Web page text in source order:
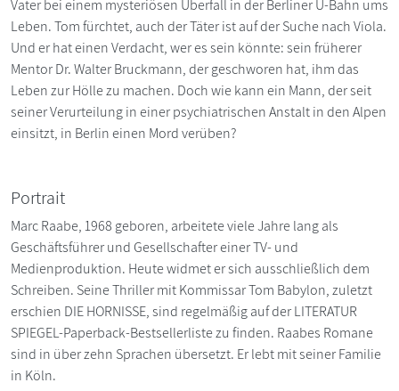
Vater bei einem mysteriösen Überfall in der Berliner U-Bahn ums
Leben. Tom fürchtet, auch der Täter ist auf der Suche nach Viola.
Und er hat einen Verdacht, wer es sein könnte: sein früherer
Mentor Dr. Walter Bruckmann, der geschworen hat, ihm das
Leben zur Hölle zu machen. Doch wie kann ein Mann, der seit
seiner Verurteilung in einer psychiatrischen Anstalt in den Alpen
einsitzt, in Berlin einen Mord verüben?
Portrait
Marc Raabe, 1968 geboren, arbeitete viele Jahre lang als
Geschäftsführer und Gesellschafter einer TV- und
Medienproduktion. Heute widmet er sich ausschließlich dem
Schreiben. Seine Thriller mit Kommissar Tom Babylon, zuletzt
erschien DIE HORNISSE, sind regelmäßig auf der LITERATUR
SPIEGEL-Paperback-Bestsellerliste zu finden. Raabes Romane
sind in über zehn Sprachen übersetzt. Er lebt mit seiner Familie
in Köln.